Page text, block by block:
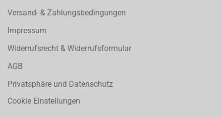
Versand- & Zahlungsbedingungen
Impressum
Widerrufsrecht & Widerrufsformular
AGB
Privatsphäre und Datenschutz
Cookie Einstellungen